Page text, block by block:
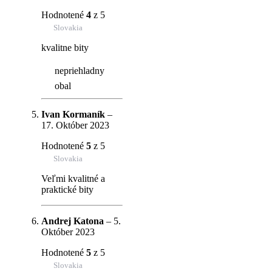
Hodnotené 4 z 5
Slovakia
kvalitne bity
nepriehladny
obal
Ivan Kormaník –
17. Október 2023
Hodnotené 5 z 5
Slovakia
Veľmi kvalitné a
praktické bity
Andrej Katona – 5.
Október 2023
Hodnotené 5 z 5
Slovakia